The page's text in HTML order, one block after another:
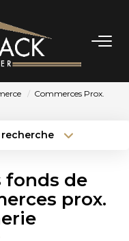
Commerces Prox.
Plus de critères
fonds de
prox.